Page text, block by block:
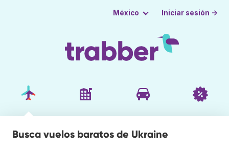
México Iniciar sesión →
Busca vuelos baratos de Ukraine